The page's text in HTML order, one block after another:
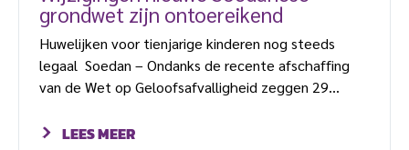
grondwet zijn ontoereikend
Huwelijken voor tienjarige kinderen nog steeds
legaal Soedan – Ondanks de recente afschaffing
van de Wet op Geloofsafvalligheid zeggen 29
voor grondwetswijziging niet toereikend zijn. De
LEES MEER